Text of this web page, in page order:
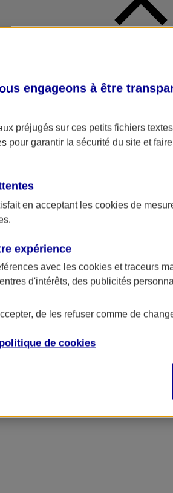
engageons à être
préjugés sur ces petits fichiers
pour garantir la sécurité du site et
en acceptant les cookies de
expérience
avec les cookies et traceurs
d'intérêts, des publicités
de les refuser comme de
de cookies